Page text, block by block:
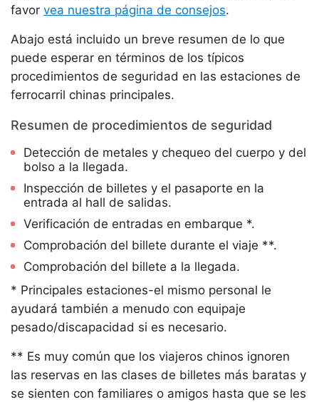
favor vea nuestra página de consejos.
Abajo está incluido un breve resumen de lo que
puede esperar en términos de los típicos
procedimientos de seguridad en las estaciones de
ferrocarril chinas principales.
Resumen de procedimientos de seguridad
Detección de metales y chequeo del cuerpo y del
bolso a la llegada.
Inspección de billetes y el pasaporte en la
entrada al hall de salidas.
Verificación de entradas en embarque *.
Comprobación del billete durante el viaje **.
Comprobación del billete a la llegada.
* Principales estaciones-el mismo personal le
ayudará también a menudo con equipaje
pesado/discapacidad si es necesario.
** Es muy común que los viajeros chinos ignoren
las reservas en las clases de billetes más baratas y
se sienten con familiares o amigos hasta que se les